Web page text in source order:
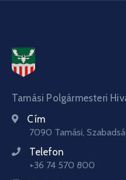
Tamási Polgármesteri
Cím
7090 Tamási,
Telefon
+36 74 570 800